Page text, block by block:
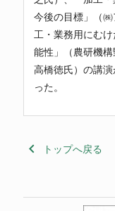
今後の目標」（
工・業務用にむ
能性」（農研機
高橋徳氏）の講
った。
keyboard_arrow_left トップへ戻る